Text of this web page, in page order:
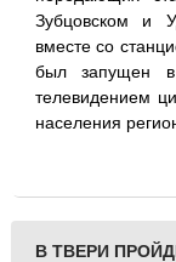
Зубцовском и
вместе со
был запущен в
телевидением
населения
В ТВЕРИ